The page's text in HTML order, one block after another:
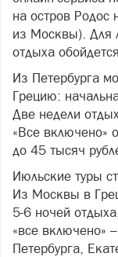
на остров Родос
из Москвы). Для
отдыха
Из Петербурга
Грецию:
Две недели
«Все включено»
до 45 тысяч
Июльские туры
Из Москвы в
5-6 ночей
«все включено»
Петербурга,